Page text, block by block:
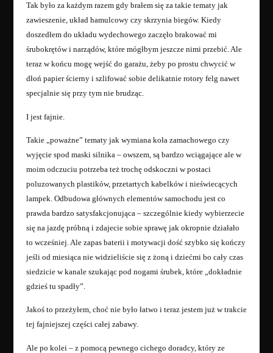
Tak było za każdym razem gdy brałem się za takie tematy jak
zawieszenie, układ hamulcowy czy skrzynia biegów. Kiedy
doszedłem do układu wydechowego zaczęło brakować mi
śrubokrętów i narządów, które mógłbym jeszcze nimi przebić. Ale
teraz w końcu mogę wejść do garażu, żeby po prostu chwycić w
dłoń papier ścierny i szlifować sobie delikatnie rotory felg nawet
specjalnie się przy tym nie brudząc.
I jest fajnie.
Takie „poważne” tematy jak wymiana koła zamachowego czy
wyjęcie spod maski silnika – owszem, są bardzo wciągające ale w
moim odczuciu potrzeba też trochę odskoczni w postaci
poluzowanych plastików, przetartych kabelków i nieświecących
lampek. Odbudowa głównych elementów samochodu jest co
prawda bardzo satysfakcjonująca – szczególnie kiedy wybierzecie
się na jazdę próbną i zdajecie sobie sprawę jak okropnie działało
to wcześniej. Ale zapas baterii i motywacji dość szybko się kończy
jeśli od miesiąca nie widzieliście się z żoną i dziećmi bo cały czas
siedzicie w kanale szukając pod nogami śrubek, które „dokładnie
gdzieś tu spadły”.
Jakoś to przeżyłem, choć nie było łatwo i teraz jestem już w trakcie
tej fajniejszej części całej zabawy.
Ale po kolei – z pomocą pewnego cichego doradcy, który ze